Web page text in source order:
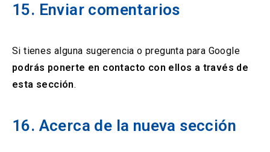
15. Enviar comentarios
Si tienes alguna sugerencia o pregunta para Google
podrás ponerte en contacto con ellos a través de
esta sección.
16. Acerca de la nueva sección